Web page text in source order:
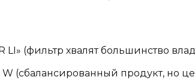
LI» (фильтр хвалят большинство
W (сбалансированный продукт, но